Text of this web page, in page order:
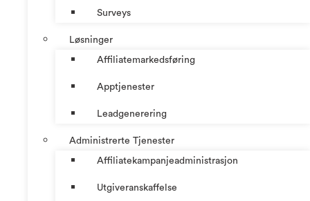
Surveys
Løsninger
Affiliatemarkedsføring
Apptjenester
Leadgenerering
Administrerte Tjenester
Affiliatekampanjeadministrasjon
Utgiveranskaffelse